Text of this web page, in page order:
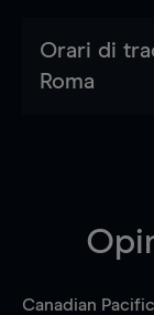
Orari di
Roma
Canadian